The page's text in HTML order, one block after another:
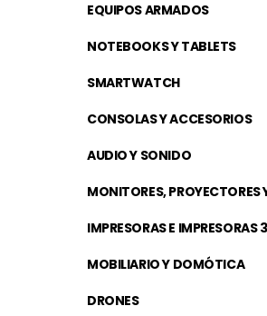
EQUIPOS ARMADOS
NOTEBOOKS Y TABLETS
SMARTWATCH
CONSOLAS Y ACCESORIOS
AUDIO Y SONIDO
MONITORES, PROYECTORES
IMPRESORAS E IMPRESORAS
MOBILIARIO Y DOMÓTICA
DRONES